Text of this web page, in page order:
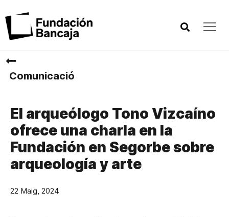
Comunicació
El arqueólogo Tono Vizcaíno
ofrece una charla en la
Fundación en Segorbe sobre
arqueología y arte
22 Maig, 2024